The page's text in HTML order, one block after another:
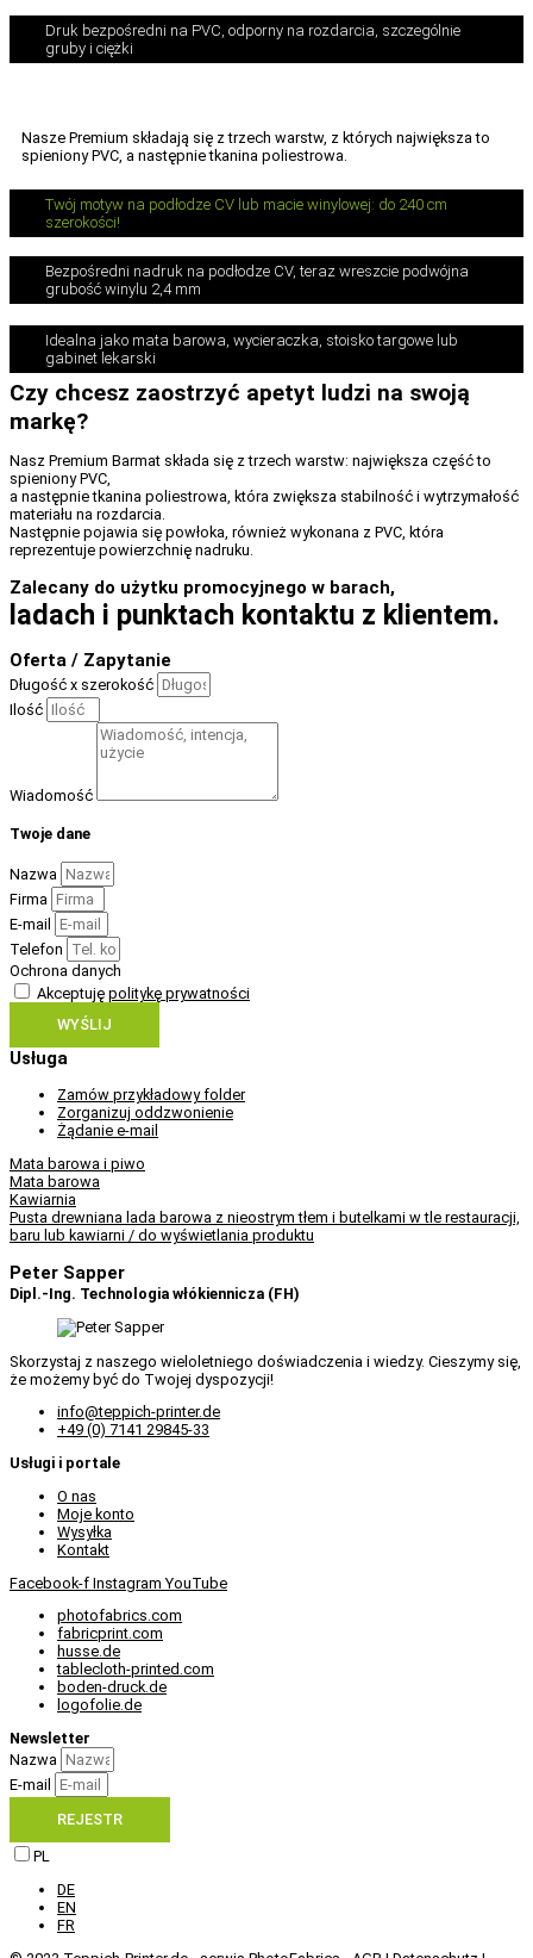
Druk bezpośredni na PVC, odporny na rozdarcia, szczególnie
gruby i ciężki
Nasze Premium składają się z trzech warstw, z których największa to
spieniony PVC, a następnie tkanina poliestrowa.
Twój motyw na podłodze CV lub macie winylowej: do 240 cm
szerokości!
Bezpośredni nadruk na podłodze CV, teraz wreszcie podwójna
grubość winylu 2,4 mm
Idealna jako mata barowa, wycieraczka, stoisko targowe lub
gabinet lekarski
Czy chcesz zaostrzyć apetyt ludzi na swoją
markę?
Nasz Premium Barmat składa się z trzech warstw: największa część to
spieniony PVC,
a następnie tkanina poliestrowa, która zwiększa stabilność i wytrzymałość
materiału na rozdarcia.
Następnie pojawia się powłoka, również wykonana z PVC, która
reprezentuje powierzchnię nadruku.
Zalecany do użytku promocyjnego w barach,
ladach i punktach kontaktu z klientem.
Oferta / Zapytanie
Długość x szerokość
Ilość
Wiadomość
Twoje dane
Nazwa
Firma
E-mail
Telefon
Ochrona danych
Akceptuję politykę prywatności
WYŚLIJ
Usługa
Zamów przykładowy folder
Zorganizuj oddzwonienie
Żądanie e-mail
Mata barowa i piwo
Mata barowa
Kawiarnia
Pusta drewniana lada barowa z nieostrym tłem i butelkami w tle restauracji,
baru lub kawiarni / do wyświetlania produktu
Peter Sapper
Dipl.-Ing. Technologia włókiennicza (FH)
Skorzystaj z naszego wieloletniego doświadczenia i wiedzy. Cieszymy się,
że możemy być do Twojej dyspozycji!
info@teppich-printer.de
+49 (0) 7141 29845-33
Usługi i portale
O nas
Moje konto
Wysyłka
Kontakt
Facebook-f Instagram YouTube
photofabrics.com
fabricprint.com
husse.de
tablecloth-printed.com
boden-druck.de
logofolie.de
Newsletter
Nazwa
E-mail
REJESTR
PL
DE
EN
FR